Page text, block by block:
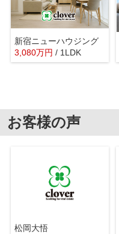
新宿ニューハウジング
3,080万円 / 1LDK
お客様の声
松岡大悟